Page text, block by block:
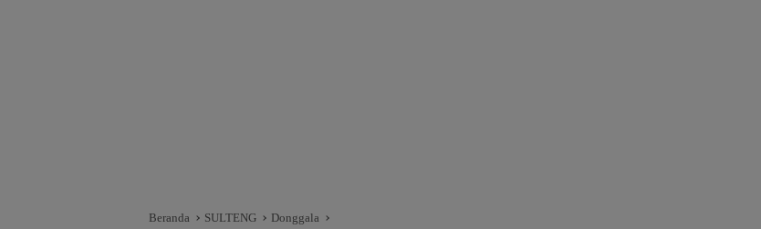
Beranda SULTENG Donggala